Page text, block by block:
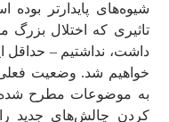
شیوه‌های پایدارتر
تاثیری که اختلال بزرگ
داشت، نداشتیم – حداقل
خواهیم شد. وضعیت
به موضوعات مطرح
کردن چالش‌های جدید